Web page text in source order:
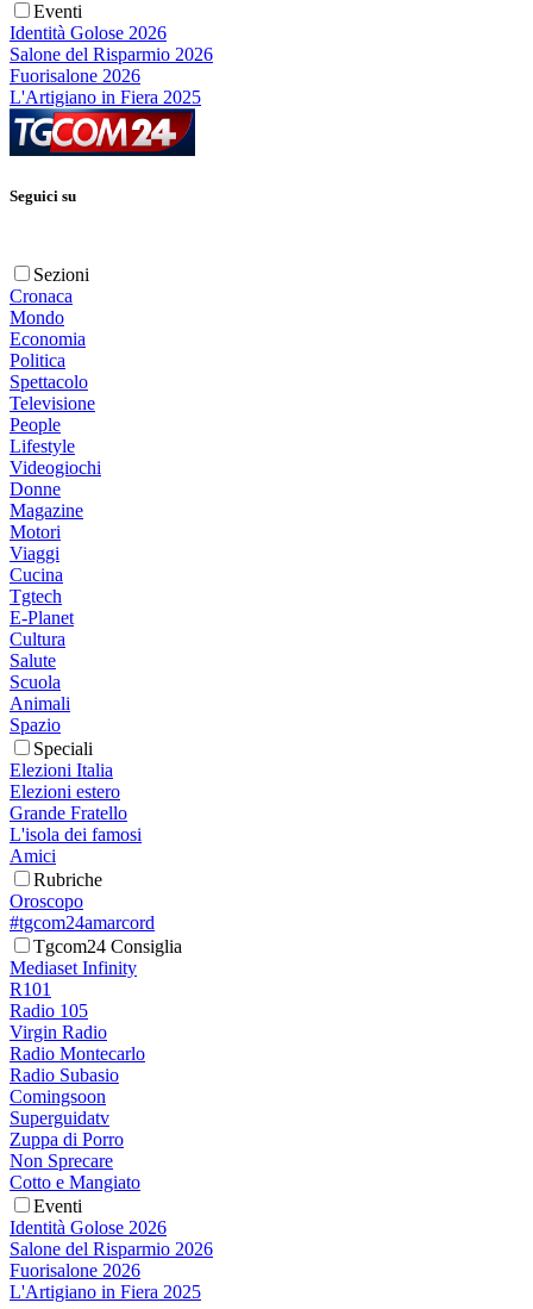
Eventi
Identità Golose 2026
Salone del Risparmio 2026
Fuorisalone 2026
L'Artigiano in Fiera 2025
Seguici su
Sezioni
Cronaca
Mondo
Economia
Politica
Spettacolo
Televisione
People
Lifestyle
Videogiochi
Donne
Magazine
Motori
Viaggi
Cucina
Tgtech
E-Planet
Cultura
Salute
Scuola
Animali
Spazio
Speciali
Elezioni Italia
Elezioni estero
Grande Fratello
L'isola dei famosi
Amici
Rubriche
Oroscopo
#tgcom24amarcord
Tgcom24 Consiglia
Mediaset Infinity
R101
Radio 105
Virgin Radio
Radio Montecarlo
Radio Subasio
Comingsoon
Superguidatv
Zuppa di Porro
Non Sprecare
Cotto e Mangiato
Eventi
Identità Golose 2026
Salone del Risparmio 2026
Fuorisalone 2026
L'Artigiano in Fiera 2025